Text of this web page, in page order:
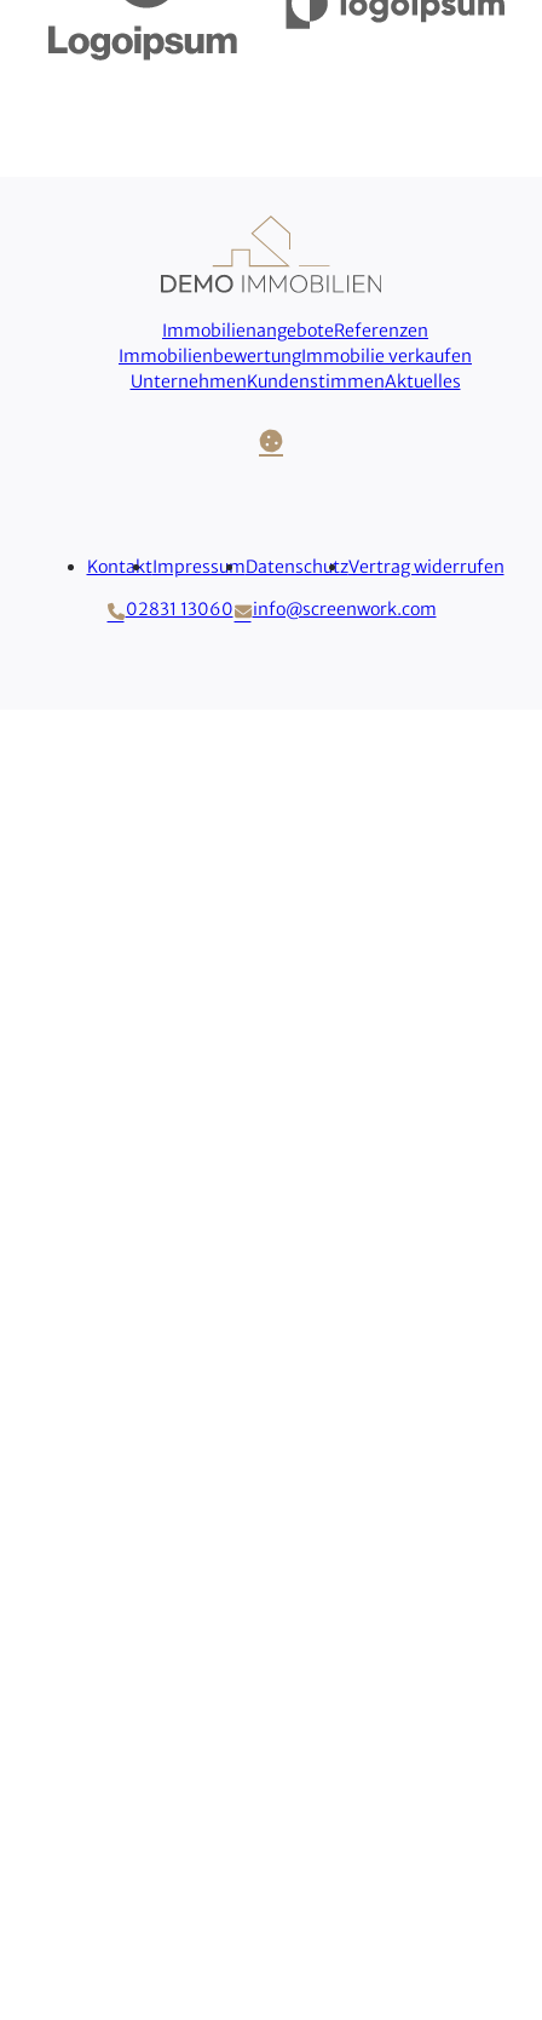
ImmobilienangeboteReferenzen
ImmobilienbewertungImmobilie verkaufen
UnternehmenKundenstimmenAktuelles
Cookie-Einstellungen
KontaktImpressumDatenschutzVertrag widerrufen
02831 13060
info@screenwork.com